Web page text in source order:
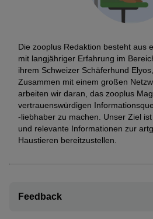
Die zooplus Redaktion besteht aus
mit langjähriger Erfahrung im
ihrem Schweizer Schäferhund
Zusammen mit einem großen
arbeiten wir daran, das zooplus
vertrauenswürdigen
-liebhaber zu machen. Unser Ziel
und relevante Informationen zur
Haustieren bereitzustellen.
Feedback